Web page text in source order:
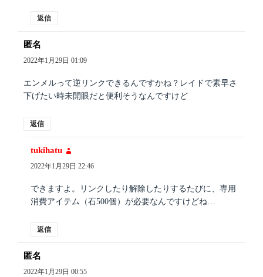
返信
匿名
り:
2022年1月29日 01:09
エンメルって逆リンクできるんですかね？レイドで素早さ
下げたい時未開眼だと便利そうなんですけど
返信
tukihatu
り:
2022年1月29日 22:46
できますよ。リンクしたり解除したりするたびに、専用
消費アイテム（石500個）が必要なんですけどね…
返信
匿名
り:
2022年1月29日 00:55